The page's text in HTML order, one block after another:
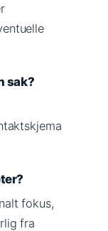
sak?
fokus,
fra